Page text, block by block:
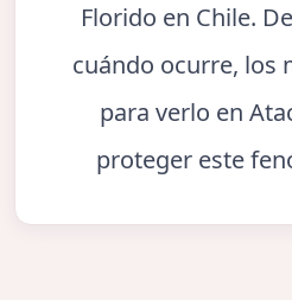
Florido en Chile.
cuándo ocurre, los
para verlo en
proteger este